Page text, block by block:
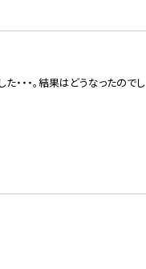
・・。結果はどうなったのでし